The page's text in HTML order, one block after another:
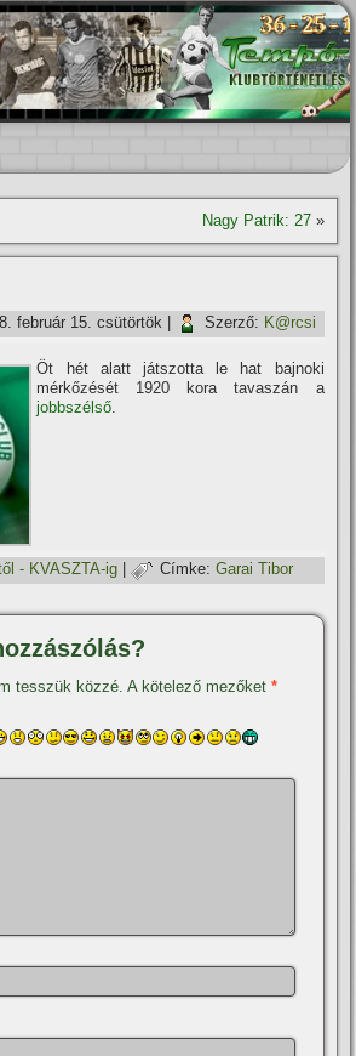
Nagy Patrik: 27»
február 15. csütörtök Szerző: K@rcsi
Öt hét alatt játszotta le hat bajnoki
mérkőzését 1920 kora tavaszán a
jobbszélső.
- KVASZTA-ig | Címke: Garai Tibor
tesszük közzé. A kötelező mezőket*